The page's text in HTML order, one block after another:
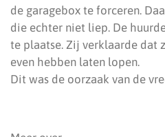
de garagebox te forceren.
die echter niet liep. De
te plaatse. Zij verklaarde dat
even hebben laten lopen.
Dit was de oorzaak van de